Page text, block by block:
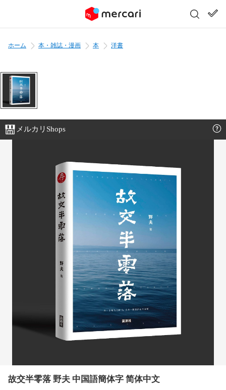
ホーム 本・雑誌・漫画 本 洋書
メルカリShops
故交半零落 野夫 中国語簡体字 简体中文